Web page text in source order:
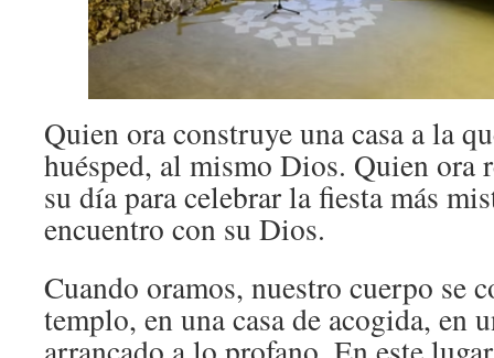
Quien ora construye una casa a la
huésped, al mismo Dios. Quien ora
su día para celebrar la fiesta más
encuentro con su Dios.
Cuando oramos, nuestro cuerpo se
templo, en una casa de acogida, en